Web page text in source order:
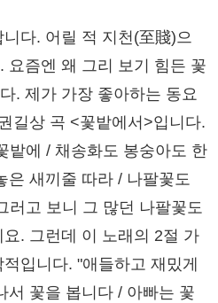
다. 어릴 적 지천(至賤)으
요즘엔 왜 그리 보기 힘든 꽃
. 제가 가장 좋아하는 동요
길상 곡 <꽃밭에서>입니다.
밭에 / 채송화도 봉숭아도 한
은 새끼줄 따라 / 나팔꽃도
러고 보니 그 많던 나팔꽃도
. 그런데 이 노래의 2절 가
입니다. "애들하고 재밌게
서 꽃을 봅니다 / 아빠는 꽃